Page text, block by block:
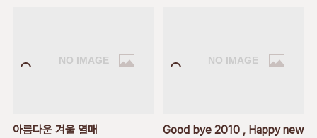
아름다운 겨울 열매
Good bye 2010 , Happy new